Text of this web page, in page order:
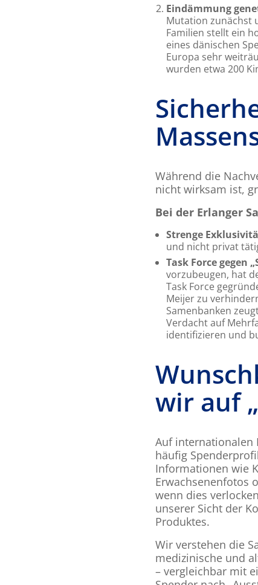
Eindämmung
Mutation zunächst
Familien stellt ein
eines dänischen
Europa sehr
wurden etwa 200
Während die
nicht wirksam ist,
Bei der Erlanger
Strenge
und nicht privat
Task Force gegen
vorzubeugen, hat
Task Force
Meijer zu
Samenbanken
Verdacht auf
identifizieren und
wir auf
Auf internationalen
häufig
Informationen wie
Erwachsenenfotos
wenn dies
unserer Sicht der
Produktes.
Wir verstehen die
medizinische und
– vergleichbar mit